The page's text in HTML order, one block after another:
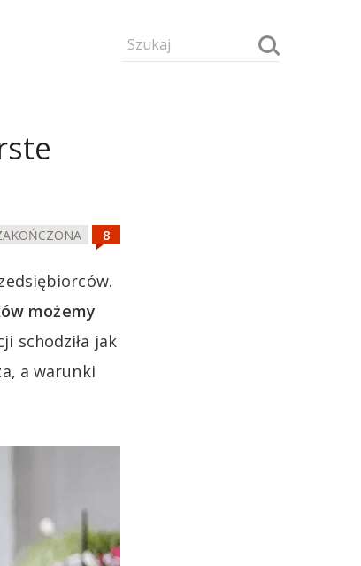
możemy
schodziła jak
a warunki